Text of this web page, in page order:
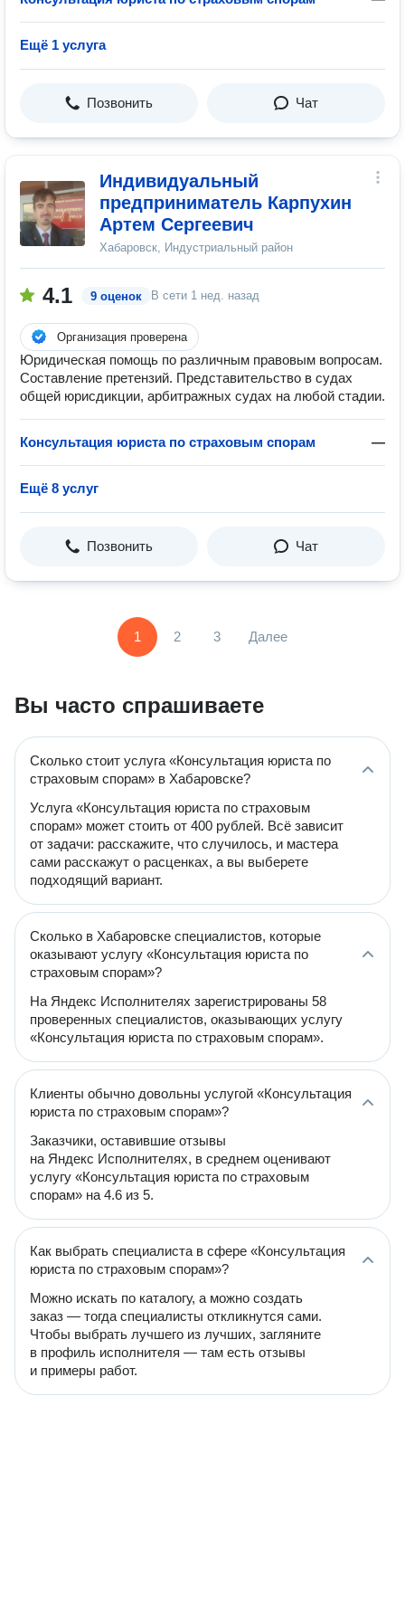
Ещё 1 услуга
Позвонить Чат
Индивидуальный
предприниматель Карпухин
Артем Сергеевич
Хабаровск, Индустриальный район
4.1 9 оценок В сети 1 нед. назад
Организация проверена
Юридическая помощь по различным правовым вопросам.
Составление претензий. Представительство в судах
общей юрисдикции, арбитражных судах на любой стадии.
Консультация юриста по страховым спорам —
Ещё 8 услуг
Позвонить Чат
1 2 3 Далее
Вы часто спрашиваете
Сколько стоит услуга «Консультация юриста по
страховым спорам» в Хабаровске?
Услуга «Консультация юриста по страховым
спорам» может стоить от 400 рублей. Всё зависит
от задачи: расскажите, что случилось, и мастера
сами расскажут о расценках, а вы выберете
подходящий вариант.
Сколько в Хабаровске специалистов, которые
оказывают услугу «Консультация юриста по
страховым спорам»?
На Яндекс Исполнителях зарегистрированы 58
проверенных специалистов, оказывающих услугу
«Консультация юриста по страховым спорам».
Клиенты обычно довольны услугой «Консультация
юриста по страховым спорам»?
Заказчики, оставившие отзывы
на Яндекс Исполнителях, в среднем оценивают
услугу «Консультация юриста по страховым
спорам» на 4.6 из 5.
Как выбрать специалиста в сфере «Консультация
юриста по страховым спорам»?
Можно искать по каталогу, а можно создать
заказ — тогда специалисты откликнутся сами.
Чтобы выбрать лучшего из лучших, загляните
в профиль исполнителя — там есть отзывы
и примеры работ.